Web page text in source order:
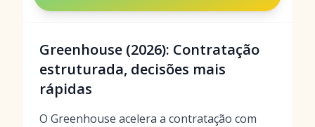
Greenhouse (2026): Contratação
estruturada, decisões mais
rápidas
O Greenhouse acelera a contratação com